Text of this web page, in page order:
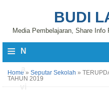
BUDI
Media Pembelajaran, Share
≡ N
vi
Home » Seputar Sekolah »
TAHUN 2019